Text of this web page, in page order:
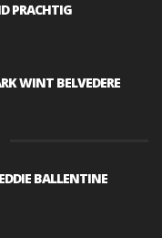
PRACHTIG
WINT BELVEDERE
BALLENTINE